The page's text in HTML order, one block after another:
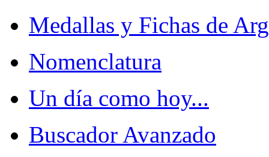
Medallas y Fichas de
Nomenclatura
Un día como hoy...
Buscador Avanzado